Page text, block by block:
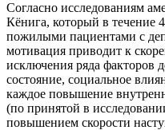
Согласно исследованиям
Кёнига, который в течение
пожилыми пациентами с
мотивация приводит к
исключения ряда факторов
состояние, социальное
каждое повышение
(по принятой в
повышением скорости